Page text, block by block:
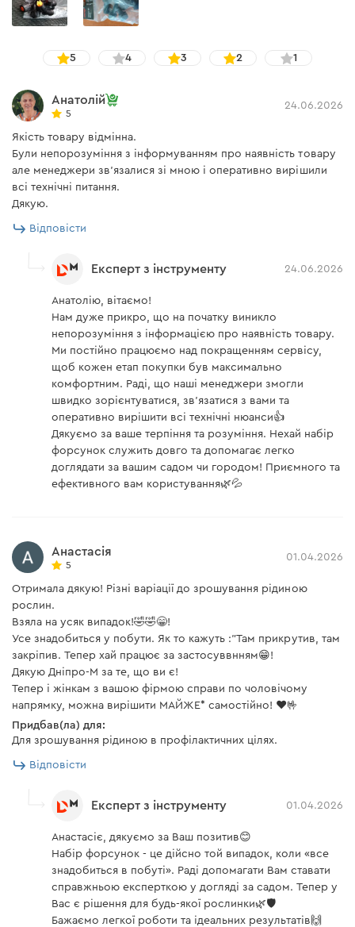
5 4 3 2 1
Анатолій
5
24.06.2026
Якість товару відмінна.
Були непорозуміння з інформуванням про наявність товару
але менеджери зв'язалися зі мною і оперативно вирішили
всі технічні питання.
Дякую.
Відповісти
Експерт з інструменту 24.06.2026
Анатолію, вітаємо!
Нам дуже прикро, що на початку виникло
непорозуміння з інформацією про наявність товару.
Ми постійно працюємо над покращенням сервісу,
щоб кожен етап покупки був максимально
комфортним. Раді, що наші менеджери змогли
швидко зорієнтуватися, зв'язатися з вами та
оперативно вирішити всі технічні нюанси👍
Дякуємо за ваше терпіння та розуміння. Нехай набір
форсунок служить довго та допомагає легко
доглядати за вашим садом чи городом! Приємного та
ефективного вам користування🌿💦
Анастасія
5
01.04.2026
Отримала дякую! Різні варіації до зрошування рідиною
рослин.
Взяла на усяк випадок!🤣🤣😁!
Усе знадобиться у побути. Як то кажуть :"Там прикрутив, там
закріпив. Тепер хай працює за застосуввнням😁!
Дякую Дніпро-М за те, що ви є!
Тепер і жінкам з вашою фірмою справи по чоловічому
напрямку, можна вирішити МАЙЖЕ* самостійно! ❤️🤟
Придбав(ла) для:
Для зрошування рідиною в профілактичних цілях.
Відповісти
Експерт з інструменту 01.04.2026
Анастасіє, дякуємо за Ваш позитив😊
Набір форсунок - це дійсно той випадок, коли «все
знадобиться в побуті». Раді допомагати Вам ставати
справжньою експерткою у догляді за садом. Тепер у
Вас є рішення для будь-якої рослинки🌿🛡️
Бажаємо легкої роботи та ідеальних результатів🙌